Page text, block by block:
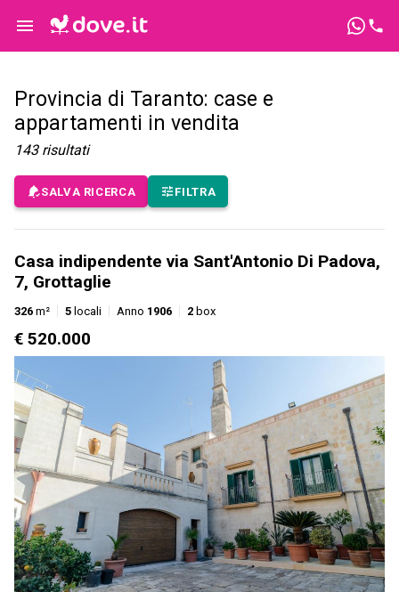
Provincia di Taranto: case e
appartamenti in vendita
143 risultati
SALVA RICERCA FILTRA
Casa indipendente via Sant'Antonio Di Padova,
7, Grottaglie
326 m² 5 locali Anno 1906 2 box
€ 520.000